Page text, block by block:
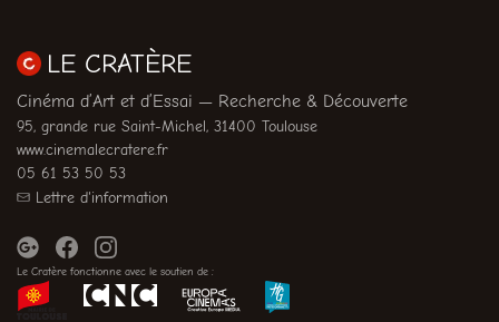
LE CRATÈRE
Cinéma d’Art et d’Essai — Recherche & Découverte
95, grande rue Saint-Michel, 31400 Toulouse
www.cinemalecratere.fr
05 61 53 50 53
Lettre d'information
Le Cratère fonctionne avec le soutien de :